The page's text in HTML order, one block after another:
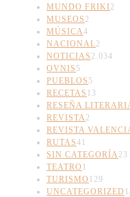
MUNDO FRIKI2
MUSEOS 2
MÚSICA4
NACIONAL2
NOTICIAS 2.034
OVNIS 5
PUEBLOS 5
RECETAS 13
RESEÑA
REVISTA2
REVISTA
RUTAS41
SIN CATEGORÍA23
TEATRO 1
TURISMO 129
UNCATEGORIZED